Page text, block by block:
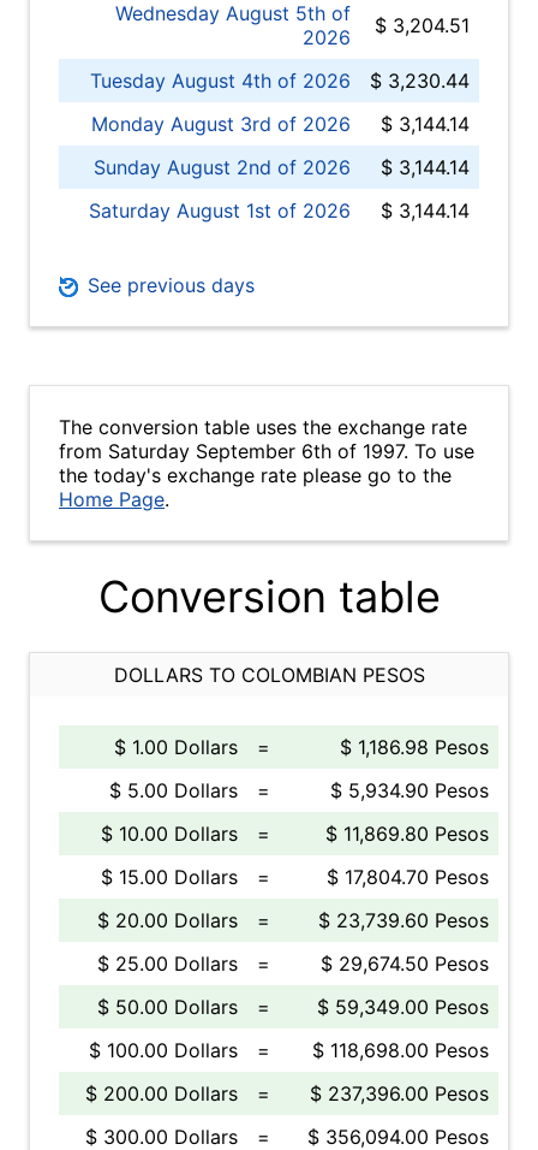
Wednesday August 5th of
2026
$ 3,204.51
Tuesday August 4th of 2026
$ 3,230.44
Monday August 3rd of 2026
$ 3,144.14
Sunday August 2nd of 2026
$ 3,144.14
Saturday August 1st of 2026
$ 3,144.14
See previous days
The conversion table uses the exchange rate
from Saturday September 6th of 1997. To use
the today's exchange rate please go to the
Home Page.
Conversion table
DOLLARS TO COLOMBIAN PESOS
$ 1.00 Dollars =
$ 1,186.98 Pesos
$ 5.00 Dollars
=
$ 5,934.90 Pesos
$ 10.00 Dollars
=
$ 11,869.80 Pesos
$ 15.00 Dollars
=
$ 17,804.70 Pesos
$ 20.00 Dollars
=
$ 23,739.60 Pesos
$ 25.00 Dollars
=
$ 29,674.50 Pesos
$ 50.00 Dollars
=
$ 59,349.00 Pesos
$ 100.00 Dollars
=
$ 118,698.00 Pesos
$ 200.00 Dollars
=
$ 237,396.00 Pesos
$ 300.00 Dollars
=
$ 356,094.00 Pesos